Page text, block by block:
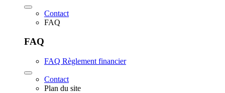
Contact
FAQ
FAQ
FAQ Règlement financier
Contact
Plan du site